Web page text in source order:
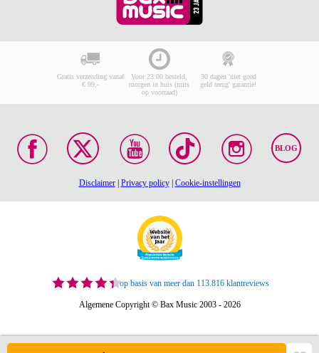
Gratis verzending vanaf
€ 99,-
Voor 23:00 besteld,
morgen in huis (mits
op voorraad)
30 dagen 'niet goed
geld terug' garantie!
BLOG
Disclaimer| Privacy policy| Cookie-instellingen
op basis van meer dan 113.816 klantreviews
Algemene Copyright © Bax Music 2003 - 2026